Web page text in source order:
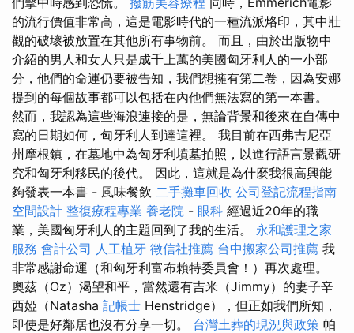
的流行價值非常高，這是電影時代的一種流派烙印，其中壯
觀的破壞被放置在其他所有事物前。 而且，由於出版物中
介紹的男人和女人只是成千上萬的美國匈牙利人的一小部
分，他們的命運仍要被告知，我們想擁有第二卷，因為安娜
提到的每個故事都可以包括在內他們無法寫的第一本書。
然而，我認為這些海浪連接的是，無論背景和後來在自傳中
寫的日期如何，匈牙利人到達這裡。 我目前在西弗吉尼亞
州摩根鎮，在墓地中為匈牙利墳墓拍照，以進行語言景觀研
究和匈牙利移民的後代。 因此，這就是為什麼我很高興能
夠發表一本書 - 風味餐飲 二手攤車回收 公司登記流程指南
空間設計 整復療程專業 養老院 - 眼科 經過近20年的職
業，美國匈牙利人的主題回到了我的生活。 永和護理之家
服務 會計公司 人工植牙 徵信社推薦 台中搬家公司推薦 我
非常感謝命運（和匈牙利富布賴特委員會！）再次處理。
奧茲（Oz）渴望和平，當然還有吉米（Jimmy）的妻子辛
西婭（Natasha 記帳士 Henstridge），但正如我們所知，
即使是好鄰居也沒有分享一切。 台灣土葬的現況與政策 帕